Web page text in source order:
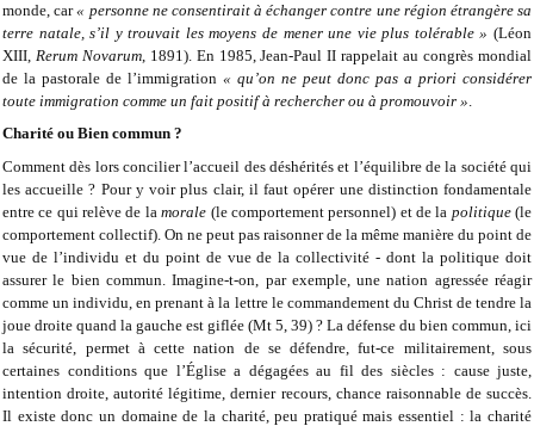
monde, car« personne ne consentirait à échanger contre une région étrangère sa
terre natale, s’il y trouvait les moyens de mener une vie plus tolérable » (Léon
XIII, Rerum Novarum, 1891). En 1985, Jean-Paul II rappelait au congrès mondial
de la pastorale de l’immigration « qu’on ne peut donc pas a priori considérer
toute immigration comme un fait positif à rechercher ou à promouvoir ».
Charité ou Bien commun ?
Comment dès lors concilier l’accueil des déshérités et l’équilibre de la société qui
les accueille ? Pour y voir plus clair, il faut opérer une distinction fondamentale
entre ce qui relève de lamorale (le comportement personnel) et de la politique(le
comportement collectif). On ne peut pas raisonner de la même manière du point de
vue de l’individu et du point de vue de la collectivité - dont la politique doit
assurer le bien commun. Imagine-t-on, par exemple, une nation agressée réagir
comme un individu, en prenant à la lettre le commandement du Christ de tendre la
joue droite quand la gauche est giflée (Mt 5, 39) ? La défense du bien commun, ici
la sécurité, permet à cette nation de se défendre, fut-ce militairement, sous
certaines conditions que l’Église a dégagées au fil des siècles : cause juste,
intention droite, autorité légitime, dernier recours, chance raisonnable de succès.
Il existe donc un domaine de la charité, peu pratiqué mais essentiel : la charité